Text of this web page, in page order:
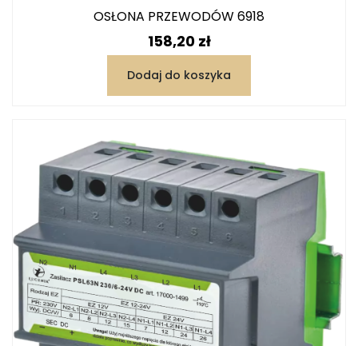
OSŁONA PRZEWODÓW 6918
Cena
158,20 zł
Dodaj do koszyka